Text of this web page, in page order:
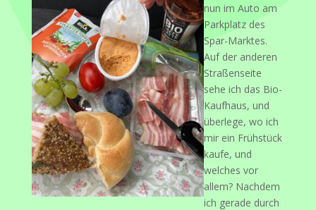
nun im Auto am
Parkplatz des
Spar-Marktes.
Auf der anderen
Straßenseite
sehe ich das Bio-
Kaufhaus, und
überlege, wo ich
mir ein Frühstück
kaufe, und
welches vor
allem? Nachdem
ich gerade durch